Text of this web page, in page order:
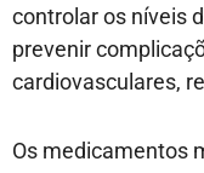
controlar os níveis
prevenir
cardiovasculares,
Os medicamentos